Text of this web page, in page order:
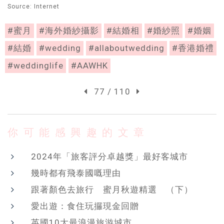
Source: Internet
#蜜月 #海外婚紗攝影 #結婚相 #婚紗照
#婚姻
#結婚
#wedding #allaboutwedding
#香港婚禮
#weddinglife
#AAWHK
77 / 110
你可能感興趣的文章
2024年「旅客評分卓越獎」最好客城市
幾時都有飛泰國嘅理由
跟著顏色去旅行 蜜月秋遊精選 （下）
愛出遊：食住玩攞現金回贈